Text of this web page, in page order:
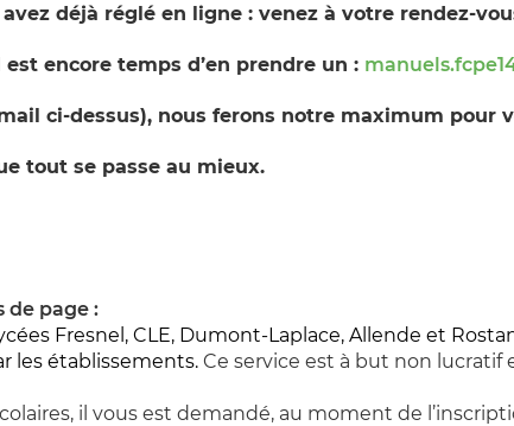
déjà réglé en ligne : venez à votre rendez-
encore temps d’en prendre un :
ci-dessus), nous ferons notre maximum pour
tout se passe au mieux.
de page :
Fresnel, CLE, Dumont-Laplace, Allende et
les établissements. Ce service est à but non lucratif
il vous est demandé, au moment de